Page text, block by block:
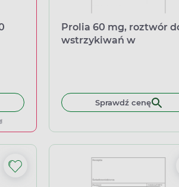
do koszyka Ibuprom Max Sprint, 40
Prolia 60 mg, roztwór
wstrzykiwań w
Sprawdź cenę